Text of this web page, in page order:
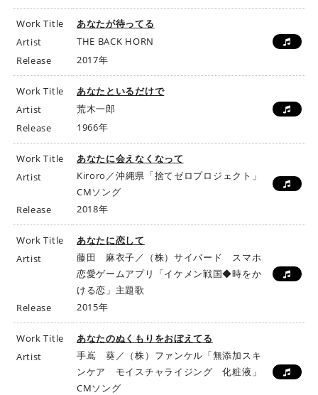
Work Title
あなたが待ってる
Artist
THE BACK HORN
Release
2017年
Work Title
あなたといるだけで
Artist
荒木一郎
Release
1966年
Work Title
あなたに会えなくなって
Artist
Kiroro／沖縄県「捨てゼロプロジェクト」
CMソング
Release
2018年
Work Title
あなたに恋して
Artist
藤田 麻衣子／（株）サイバード スマホ
恋愛ゲームアプリ「イケメン戦国◆時をか
ける恋」主題歌
Release
2015年
Work Title
あなたのぬくもりをおぼえてる
Artist
手嶌 葵／（株）ファンケル「無添加スキ
ンケア モイスチャライジング 化粧液」
CMソング